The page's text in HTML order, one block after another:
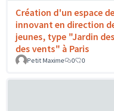
Création d'un espace
innovant en direction
jeunes, type "Jardin
des vents" à Paris
Petit Maxime 0 0